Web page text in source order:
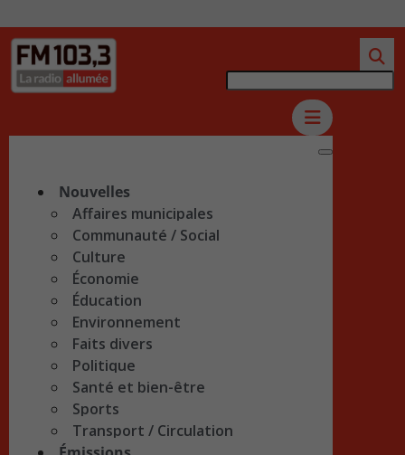
Nouvelles
Affaires municipales
Communauté / Social
Culture
Économie
Éducation
Environnement
Faits divers
Politique
Santé et bien-être
Sports
Transport / Circulation